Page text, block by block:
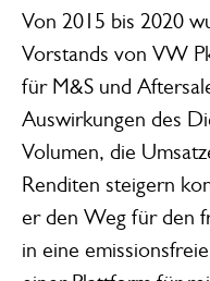
Von 2015 bis 2020
Vorstands von VW
für M&S und
Auswirkungen des
Volumen, die
Renditen steigern
er den Weg für den
in eine